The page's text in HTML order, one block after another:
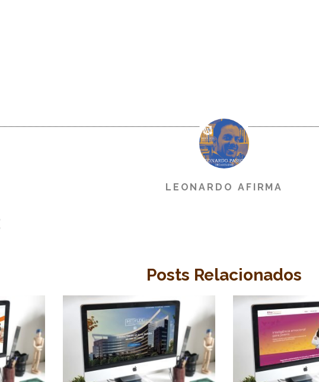
LEONARDO AFIRMA
Posts Relacionados